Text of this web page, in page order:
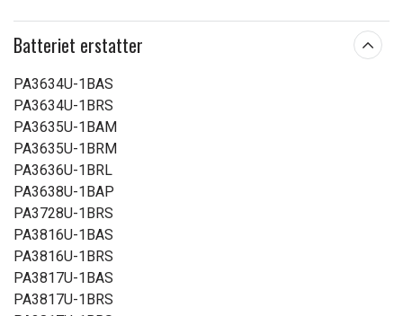
Batteriet erstatter
PA3634U-1BAS
PA3634U-1BRS
PA3635U-1BAM
PA3635U-1BRM
PA3636U-1BRL
PA3638U-1BAP
PA3728U-1BRS
PA3816U-1BAS
PA3816U-1BRS
PA3817U-1BAS
PA3817U-1BRS